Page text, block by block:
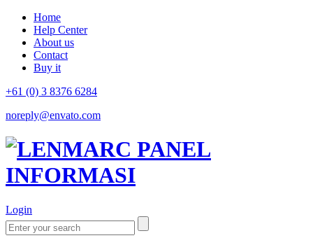
Home
Help Center
About us
Contact
Buy it
+61 (0) 3 8376 6284
noreply@envato.com
Login